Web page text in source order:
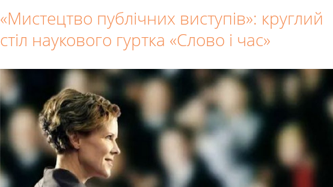
«Мистецтво публічних виступів»: круглий
стіл наукового гуртка «Слово і час»